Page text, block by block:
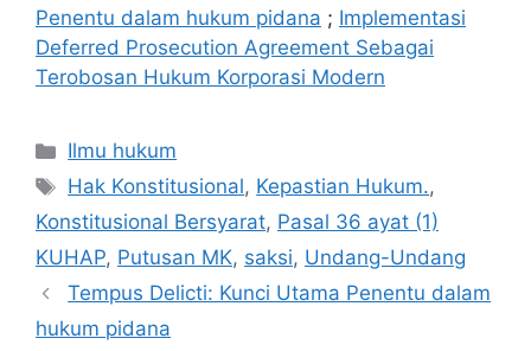
Penentu dalam hukum pidana ; Implementasi
Deferred Prosecution Agreement Sebagai
Terobosan Hukum Korporasi Modern
Categories
Ilmu hukum
Tags
Hak Konstitusional, Kepastian Hukum.,
Konstitusional Bersyarat, Pasal 36 ayat (1)
KUHAP, Putusan MK, saksi, Undang-Undang
Tempus Delicti: Kunci Utama Penentu dalam
hukum pidana